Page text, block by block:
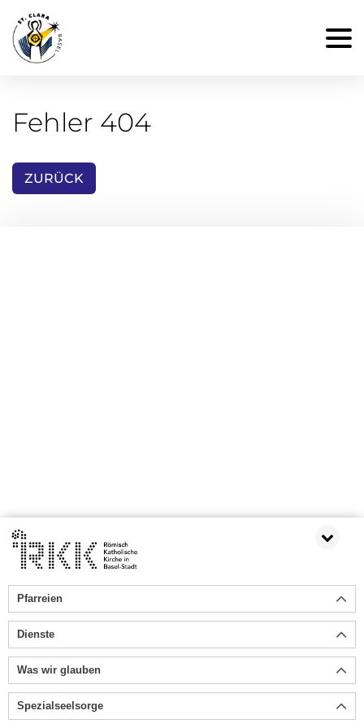
Fehler 404
ZURÜCK
Pfarreien
Dienste
Was wir glauben
Spezialseelsorge